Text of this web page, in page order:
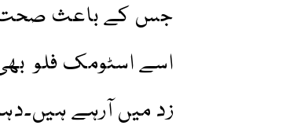
جس کے باعث صحت
اسے اسٹومک فلو
زد میں آرہے